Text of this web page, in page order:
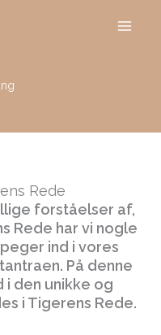
Rede
forståelser af,
Rede har vi nogle
ind i vores
På denne
i den unikke og
i Tigerens Rede.